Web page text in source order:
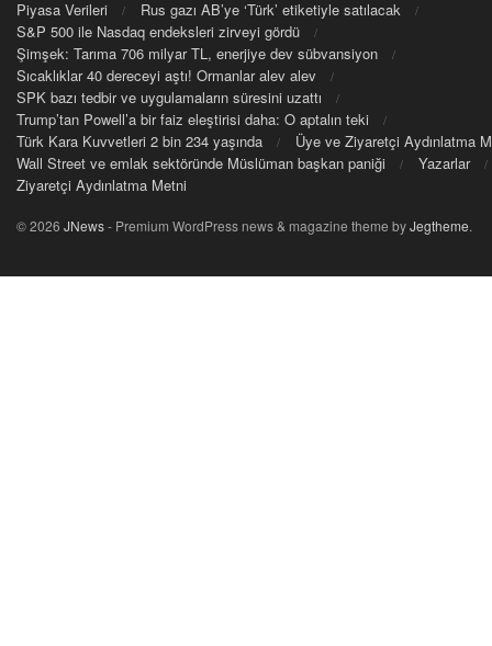
Piyasa Verileri
Rus gazı AB’ye ‘Türk’ etiketiyle satılacak
S&P 500 ile Nasdaq endeksleri zirveyi gördü
Şimşek: Tarıma 706 milyar TL, enerjiye dev sübvansiyon
Sıcaklıklar 40 dereceyi aştı! Ormanlar alev alev
SPK bazı tedbir ve uygulamaların süresini uzattı
Trump’tan Powell’a bir faiz eleştirisi daha: O aptalın teki
Türk Kara Kuvvetleri 2 bin 234 yaşında
Üye ve Ziyaretçi Aydınlatma
Wall Street ve emlak sektöründe Müslüman başkan paniği
Yazarlar
Ziyaretçi Aydınlatma Metni
© 2026 JNews- Premium WordPress news & magazine theme byJegtheme.